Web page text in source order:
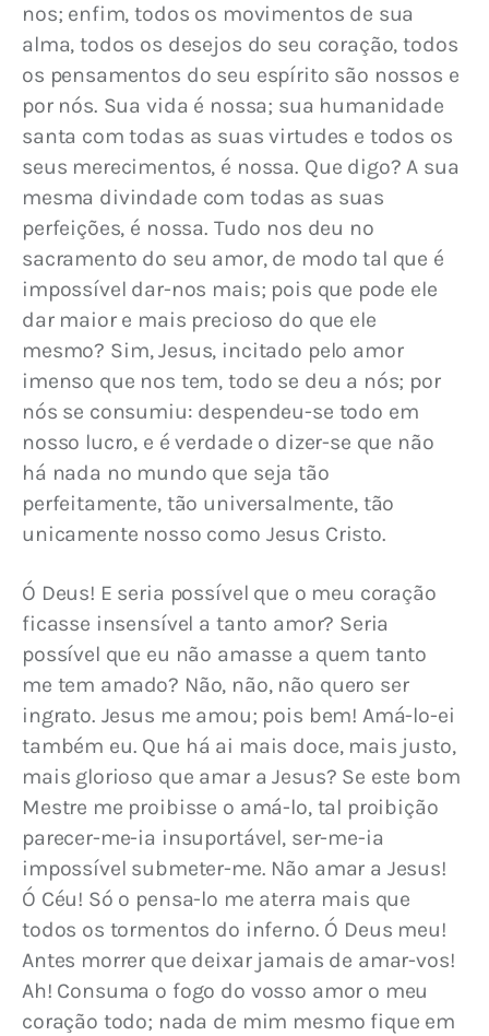
nos; enfim, todos os movimentos de sua
alma, todos os desejos do seu coração, todos
os pensamentos do seu espírito são nossos e
por nós. Sua vida é nossa; sua humanidade
santa com todas as suas virtudes e todos os
seus merecimentos, é nossa. Que digo? A sua
mesma divindade com todas as suas
perfeições, é nossa. Tudo nos deu no
sacramento do seu amor, de modo tal que é
impossível dar-nos mais; pois que pode ele
dar maior e mais precioso do que ele
mesmo? Sim, Jesus, incitado pelo amor
imenso que nos tem, todo se deu a nós; por
nós se consumiu: despendeu-se todo em
nosso lucro, e é verdade o dizer-se que não
há nada no mundo que seja tão
perfeitamente, tão universalmente, tão
unicamente nosso como Jesus Cristo.
Ó Deus! E seria possível que o meu coração
ficasse insensível a tanto amor? Seria
possível que eu não amasse a quem tanto
me tem amado? Não, não, não quero ser
ingrato. Jesus me amou; pois bem! Amá-lo-ei
também eu. Que há ai mais doce, mais justo,
mais glorioso que amar a Jesus? Se este bom
Mestre me proibisse o amá-lo, tal proibição
parecer-me-ia insuportável, ser-me-ia
impossível submeter-me. Não amar a Jesus!
Ó Céu! Só o pensa-lo me aterra mais que
todos os tormentos do inferno. Ó Deus meu!
Antes morrer que deixar jamais de amar-vos!
Ah! Consuma o fogo do vosso amor o meu
coração todo; nada de mim mesmo fique em